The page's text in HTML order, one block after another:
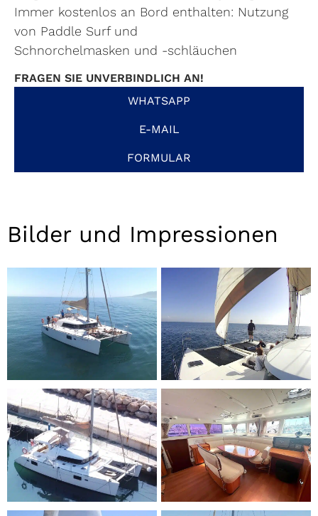
Immer kostenlos an Bord enthalten: Nutzung
von Paddle Surf und
Schnorchelmasken und -schläuchen
FRAGEN SIE UNVERBINDLICH AN!
WHATSAPP
E-MAIL
FORMULAR
Bilder und Impressionen